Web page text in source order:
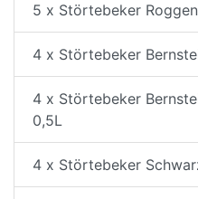
5 x Störtebeker
4 x Störtebeker
4 x Störtebeker
0,5L
4 x Störtebeker